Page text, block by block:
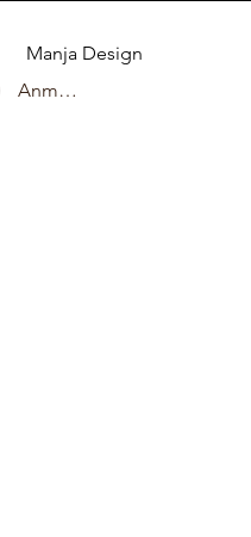
Manja Design
Anmelden